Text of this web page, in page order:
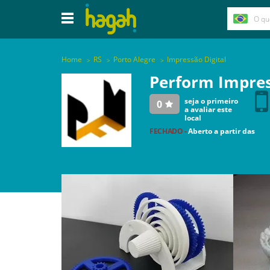
Home RS Porto Alegre Impressão Digital
Perform
0
seja o primeiro
a avaliar este
local
FECHADO -Aberto a partir das